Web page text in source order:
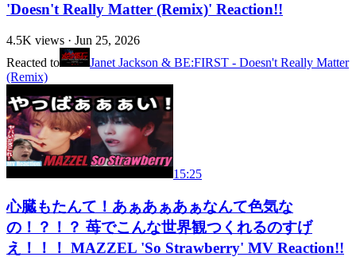
'Doesn't Really Matter (Remix)' Reaction!!
4.5K views · Jun 25, 2026
Reacted to
Janet Jackson & BE:FIRST - Doesn't Really Matter
(Remix)
15:25
心臓もたんて！あぁあぁあぁなんて色気な
の！？！？ 苺でこんな世界観つくれるのすげ
え！！！ MAZZEL 'So Strawberry' MV Reaction!!